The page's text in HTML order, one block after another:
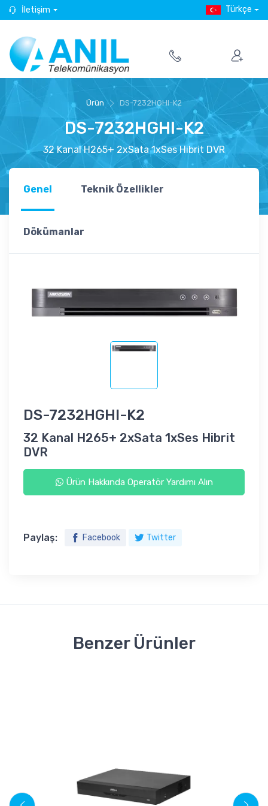
İletişim Türkçe
Ürün DS-7232HGHI-K2
DS-7232HGHI-K2
32 Kanal H265+ 2xSata 1xSes Hibrit DVR
Genel Teknik Özellikler
Dökümanlar
DS-7232HGHI-K2
32 Kanal H265+ 2xSata 1xSes Hibrit
DVR
Ürün Hakkında Operatör Yardımı Alın
Paylaş: Facebook Twitter
Benzer Ürünler